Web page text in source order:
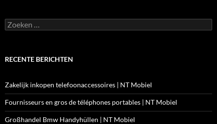
Zoeken
naar:
RECENTE BERICHTEN
Zakelijk inkopen telefoonaccessoires | NT Mobiel
Fournisseurs en gros de téléphones portables | NT Mobiel
Großhandel Bmw Handyhüllen | NT Mobiel